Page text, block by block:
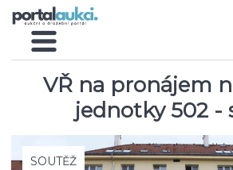
VŘ na pronájem
jednotky 502 -
SOUTĚŽ